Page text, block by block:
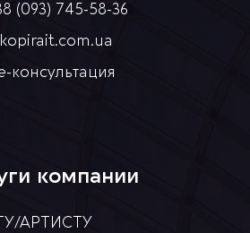
(093) 745-58-36
консультация
компании
АРТИСТУ